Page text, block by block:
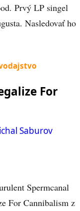
Prvý LP singel
Nasledovať ho
For
Saburov
Spermcanal
For Cannibalism z